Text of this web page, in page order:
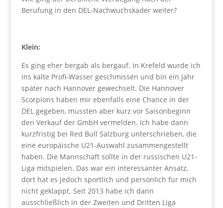
Berufung in den DEL-Nachwuchskader weiter?
Klein:
Es ging eher bergab als bergauf. In Krefeld wurde ich
ins kalte Profi-Wasser geschmissen und bin ein Jahr
später nach Hannover gewechselt. Die Hannover
Scorpions haben mir ebenfalls eine Chance in der
DEL gegeben, mussten aber kurz vor Saisonbeginn
den Verkauf der GmbH vermelden. Ich habe dann
kurzfristig bei Red Bull Salzburg unterschrieben, die
eine europäische U21-Auswahl zusammengestellt
haben. Die Mannschaft sollte in der russischen U21-
Liga mitspielen. Das war ein interessanter Ansatz,
dort hat es jedoch sportlich und persönlich für mich
nicht geklappt. Seit 2013 habe ich dann
ausschließlich in der Zweiten und Dritten Liga